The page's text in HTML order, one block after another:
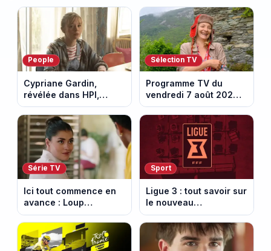
People
Cypriane Gardin,
révélée dans HPI,
lance une cagnotte
après des difficultés
financières
Sélection TV
Programme TV du
vendredi 7 août 2026 :
notre sélection pour
votre soirée télé
Série TV
Ici tout commence en
avance : Loup
découvre la trahison
de Bianca. Episode du
10 août 2026 (spoiler)
Sport
Ligue 3 : tout savoir sur
le nouveau
championnat qui
succède au National